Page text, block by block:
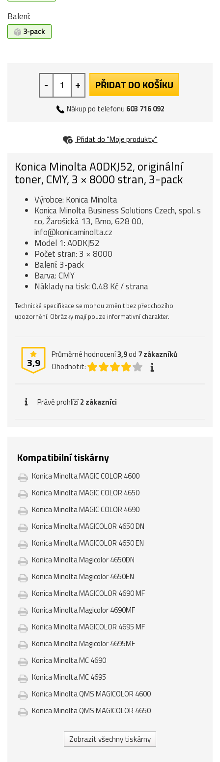
Balení:
3-pack
- + PŘIDAT DO KOŠÍKU
Nákup po telefonu 603 716 092
Přidat do “Moje produkty”
Konica Minolta A0DKJ52, originální
toner, CMY, 3 × 8000 stran, 3-pack
Výrobce: Konica Minolta
Konica Minolta Business Solutions Czech, spol. s
r.o, Žarošická 13, Brno, 628 00,
info@konicaminolta.cz
Model 1: A0DKJ52
Počet stran: 3 × 8000
Balení: 3-pack
Barva: CMY
Náklady na tisk: 0.48 Kč / strana
Technické specifikace se mohou změnit bez předchozího
upozornění. Obrázky mají pouze informativní charakter.
3,9
Průměrné hodnocení3,9od 7zákazníků
Ohodnotit:
Právě prohlíží2 zákazníci
Kompatibilní tiskárny
Konica Minolta MAGIC COLOR 4600
Konica Minolta MAGIC COLOR 4650
Konica Minolta MAGIC COLOR 4690
Konica Minolta MAGICOLOR 4650 DN
Konica Minolta MAGICOLOR 4650 EN
Konica Minolta Magicolor 4650DN
Konica Minolta Magicolor 4650EN
Konica Minolta MAGICOLOR 4690 MF
Konica Minolta Magicolor 4690MF
Konica Minolta MAGICOLOR 4695 MF
Konica Minolta Magicolor 4695MF
Konica Minolta MC 4690
Konica Minolta MC 4695
Konica Minolta QMS MAGICOLOR 4600
Konica Minolta QMS MAGICOLOR 4650
Zobrazit všechny tiskárny